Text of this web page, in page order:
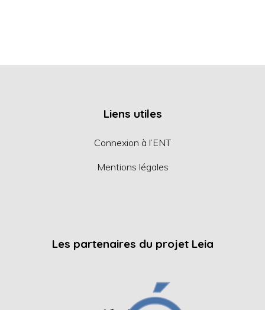
Liens utiles
Connexion à l’ENT
Mentions légales
Les partenaires du projet Leia